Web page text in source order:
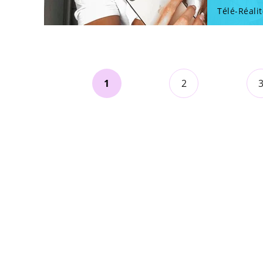
Télé-
1 2 3